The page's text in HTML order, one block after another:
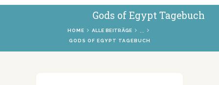
Gods of Egypt Tagebuch
HOME ALLE BEITRÄGE
GODS OF EGYPT TAGEBUCH
SHOP